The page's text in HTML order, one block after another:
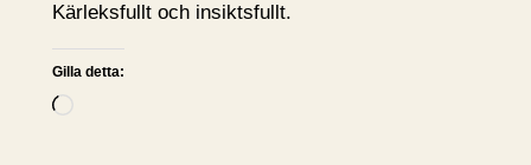
Kärleksfullt och insiktsfullt.
Gilla detta:
L